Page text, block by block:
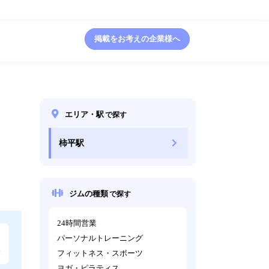
掲載をお考えの企業様へ
エリア・駅で探す
柿平駅
ジムの種類で探す
24時間営業
パーソナルトレーニング
フィットネス・スポーツ